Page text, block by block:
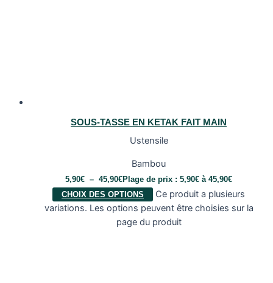
SOUS-TASSE EN KETAK FAIT MAIN
Ustensile
Bambou
5,90€ – 45,90€Plage de prix : 5,90€ à 45,90€
CHOIX DES OPTIONS
Ce produit a plusieurs
variations. Les options peuvent être choisies sur la
page du produit